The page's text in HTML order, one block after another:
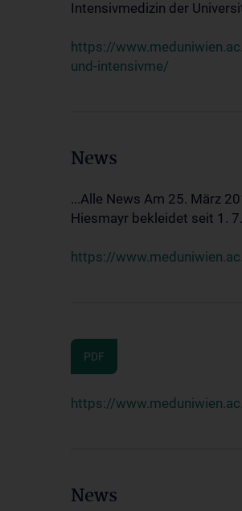
Intensivmedizin der
https://
und-intensivme/
News
...Alle News Am 25. März
Hiesmayr bekleidet seit 1.
https://
PDF
https://
News